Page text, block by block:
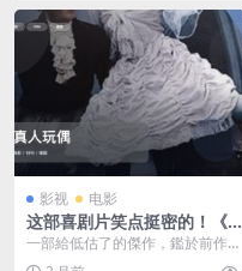
影视 电影
这部喜剧片笑点挺密的！《真
人玩偶》 1919 未删减 限时转
存
一部給低估了的傑作，鑑於前作被
指離經叛道，劉別謙改拍童話式故